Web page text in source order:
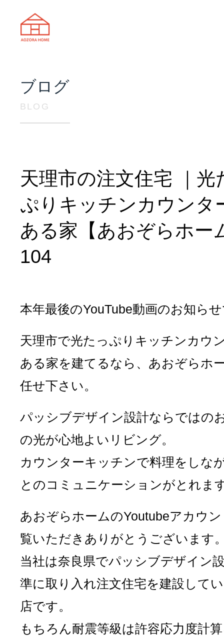
ブログ
BLOG
天理市の注文住宅 ｜光
ぷりキッチンカウンタ
ある家【あおぞらホー
104
本年最後のYouTube動画のお知ら
天理市で光たっぷりキッチンカウ
ある家を建てるなら、あおぞらホ
任せ下さい。
パッシブデザイン設計ならではの
の光が心地よいリビング。
カウンターキッチンで料理をしな
とのコミュニケーションがとれま
あおぞらホームのYoutubeアカウ
覧いただきありがとうございます
当社は奈良県でパッシブデザイン
準に取り入れ注文住宅を建設して
店です。
もちろん耐震等級は許容応力度計